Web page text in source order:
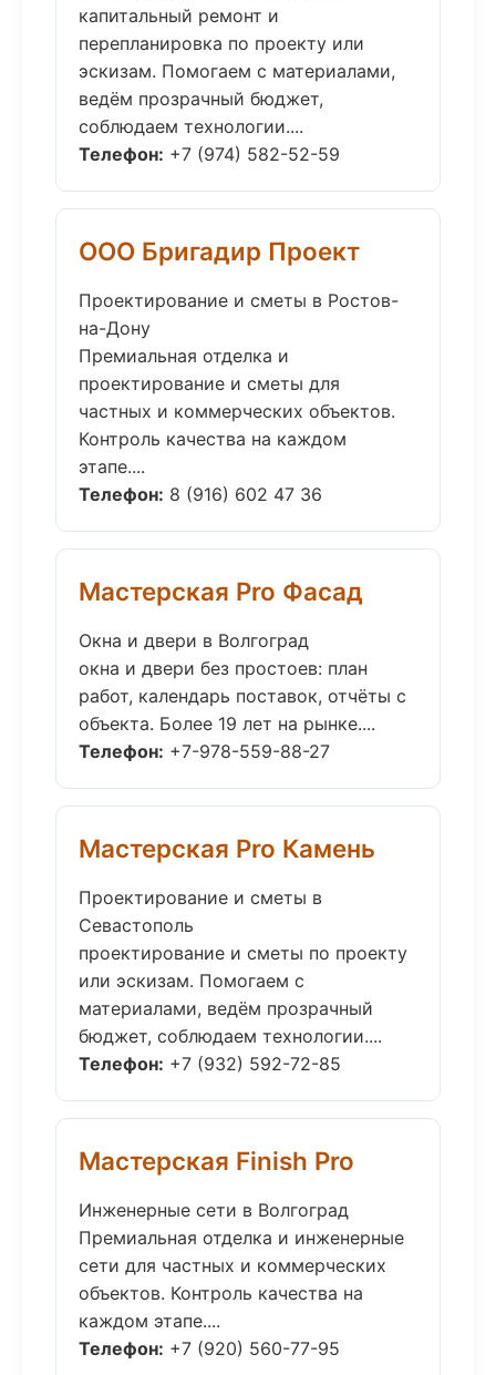
капитальный ремонт и
перепланировка по проекту или
эскизам. Помогаем с материалами,
ведём прозрачный бюджет,
соблюдаем технологии....
Телефон: +7 (974) 582-52-59
ООО Бригадир Проект
Проектирование и сметы в Ростов-
на-Дону
Премиальная отделка и
проектирование и сметы для
частных и коммерческих объектов.
Контроль качества на каждом
этапе....
Телефон: 8 (916) 602 47 36
Мастерская Pro Фасад
Окна и двери в Волгоград
окна и двери без простоев: план
работ, календарь поставок, отчёты с
объекта. Более 19 лет на рынке....
Телефон: +7-978-559-88-27
Мастерская Pro Камень
Проектирование и сметы в
Севастополь
проектирование и сметы по проекту
или эскизам. Помогаем с
материалами, ведём прозрачный
бюджет, соблюдаем технологии....
Телефон: +7 (932) 592-72-85
Мастерская Finish Pro
Инженерные сети в Волгоград
Премиальная отделка и инженерные
сети для частных и коммерческих
объектов. Контроль качества на
каждом этапе....
Телефон: +7 (920) 560-77-95